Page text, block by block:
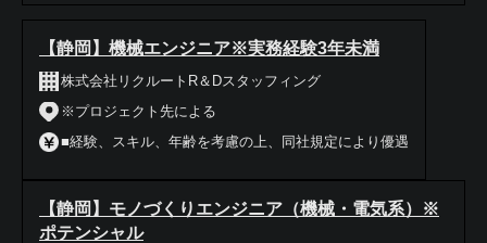
【静岡】機械エンジニア※実務経験3年未満
株式会社リクルートR＆Dスタッフィング
※プロジェクト先による
■経験、スキル、年齢を考慮の上、同社規定により優遇
【静岡】モノづくりエンジニア（機械・電気系）※
ポテンシャル